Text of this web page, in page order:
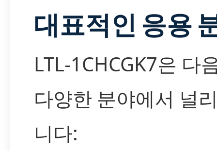
대표적인 응용
LTL-1CHCGK7은 다
다양한 분야에서 널
니다: